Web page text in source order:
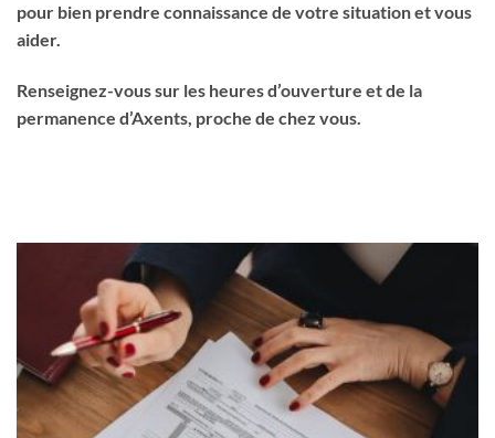
pour bien prendre connaissance de votre situation et vous
aider.
Renseignez-vous sur les heures d’ouverture et de la
permanence d’Axents, proche de chez vous.